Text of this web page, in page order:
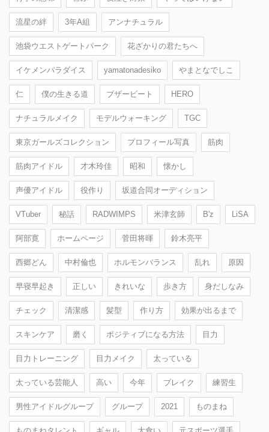
流星の絆 3年A組 アンナチュラル
池袋ウエストゲートパーク 花ざかりの君たちへ
イケメンパラダイス yamatonadesiko やまとなでしこ
仁 僕の生きる道 ブザービート HERO
ナチュラルメイク モデルウォーキング TGC
東京ガールズコレクション プロフィール写真 筋肉
筋肉アイドル 才木玲佳 昭和 懐かし
声優アイドル 役作り 坂道合同オーディション
VTuber 秘話 RADWIMPS 米津玄師 B'z LiSA
阿部寛 ホームページ 菅田将暉 鈴木亮平
西郷どん 中村倫也 ホルモンバランス 乱れ 原因
早寝早起き 正しい きれいな 歩き方 身だしなみ
チェック 清潔感 髪型 作り方 効果が出るまで
スキンケア 磨く ポジティブになる方法 目力
目力トレーニング 目力メイク 太っている
太っている芸能人 高い 今年 ブレイク 練習生
男性アイドルグループ グループ 2021 ものまね